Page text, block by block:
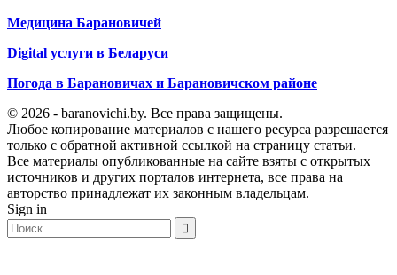
Медицина Барановичей
Digital услуги в Беларуси
Погода в Барановичах и Барановичском районе
© 2026 - baranovichi.by. Все права защищены.
Любое копирование материалов с нашего ресурса разрешается
только с обратной активной ссылкой на страницу статьи.
Все материалы опубликованные на сайте взяты с открытых
источников и других порталов интернета, все права на
авторство принадлежат их законным владельцам.
Sign in